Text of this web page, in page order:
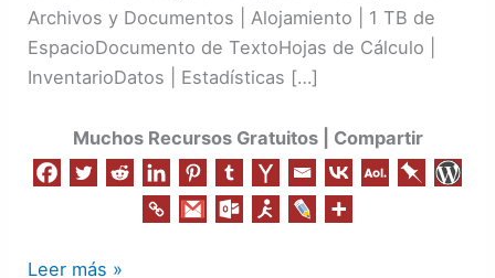
Archivos y Documentos | Alojamiento | 1 TB de
EspacioDocumento de TextoHojas de Cálculo |
InventarioDatos | Estadísticas […]
Muchos Recursos Gratuitos | Compartir
Leer más »